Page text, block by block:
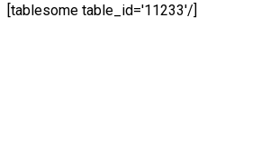
[tablesome table_id='11233'/]